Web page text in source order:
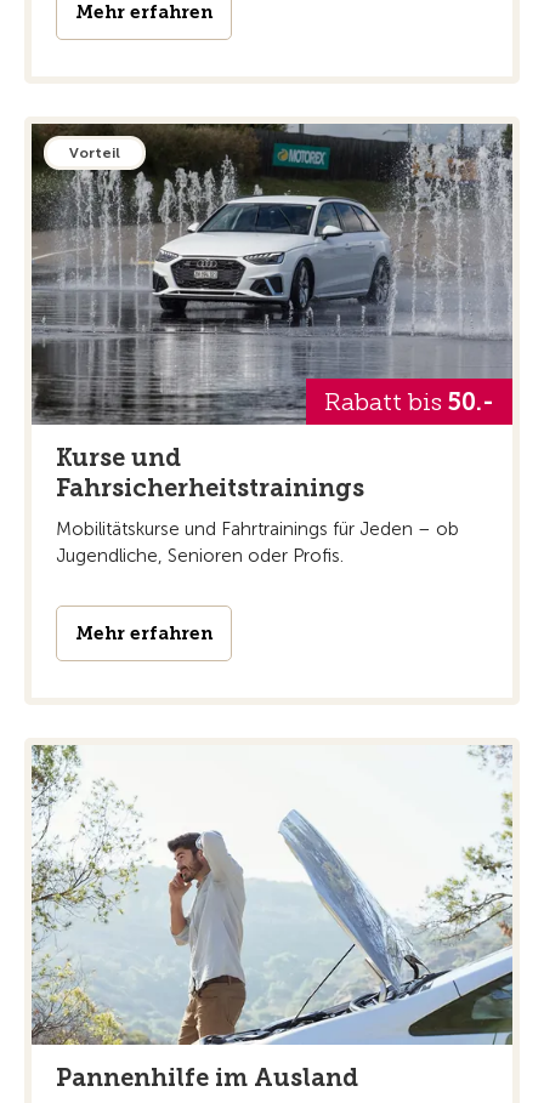
Mehr erfahren
Vorteil
Rabatt bis 50.-
Kurse und
Fahrsicherheitstrainings
Mobilitätskurse und Fahrtrainings für Jeden – ob
Jugendliche, Senioren oder Profis.
Mehr erfahren
Pannenhilfe im Ausland